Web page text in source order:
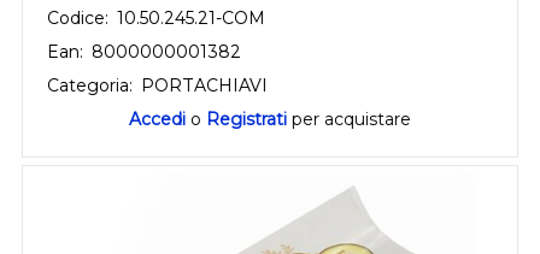
Codice: 10.50.245.21-COM
Ean: 8000000001382
Categoria: PORTACHIAVI
Accedi o Registrati per acquistare